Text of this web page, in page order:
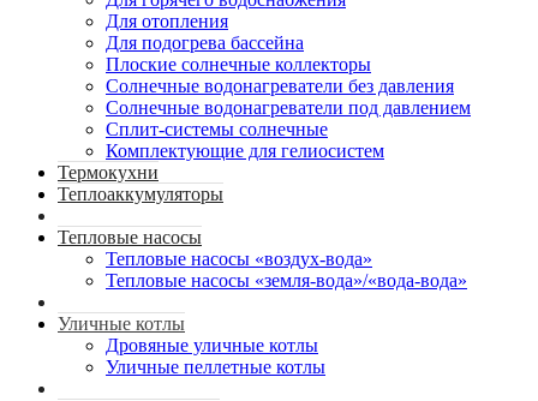
Для отопления
Для подогрева бассейна
Плоские солнечные коллекторы
Солнечные водонагреватели без давления
Солнечные водонагреватели под давлением
Сплит-системы солнечные
Комплектующие для гелиосистем
Термокухни
Теплоаккумуляторы
Тепловые насосы
Тепловые насосы «воздух-вода»
Тепловые насосы «земля-вода»/«вода-вода»
Уличные котлы
Дровяные уличные котлы
Уличные пеллетные котлы